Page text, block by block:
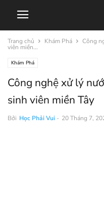
Trang chủ Khám Phá Công
viên miền...
Khám Phá
Công nghệ xử lý
sinh viên miền Tây
Bởi Học Phải Vui - 20 Tháng 7,